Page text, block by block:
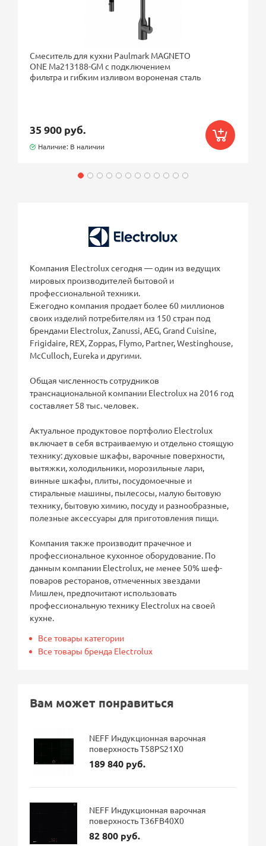
Смеситель для кухни Paulmark MAGNETO
ONE Ma213188-GM с подключением
фильтра и гибким изливом вороненая сталь
35 900 руб.
Наличие: В наличии
Компания Electrolux сегодня — один из ведущих
мировых производителей бытовой и
профессиональной техники.
Ежегодно компания продает более 60 миллионов
своих изделий потребителям из 150 стран под
брендами Electrolux, Zanussi, AEG, Grand Cuisine,
Frigidaire, REX, Zoppas, Flymo, Partner, Westinghouse,
McCulloch, Eureka и другими.
Общая численность сотрудников
транснациональной компании Electrolux на 2016 год
составляет 58 тыс. человек.
Актуальное продуктовое портфолио Electrolux
включает в себя встраиваемую и отдельно стоящую
технику: духовые шкафы, варочные поверхности,
вытяжки, холодильники, морозильные лари,
винные шкафы, плиты, посудомоечные и
стиральные машины, пылесосы, малую бытовую
технику, бытовую химию, посуду и разнообразные,
полезные аксессуары для приготовления пищи.
Компания также производит прачечное и
профессиональное кухонное оборудование. По
данным компании Electrolux, не менее 50% шеф-
поваров ресторанов, отмеченных звездами
Мишлен, предпочитают использовать
профессиональную технику Electrolux на своей
кухне.
Все товары категории
Все товары бренда Electrolux
Вам может понравиться
NEFF Индукционная варочная
поверхность T58PS21X0
189 840 руб.
NEFF Индукционная варочная
поверхность T36FB40X0
82 800 руб.